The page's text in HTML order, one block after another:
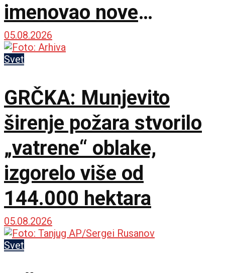
imenovao nove
komandante na frontu!
05.08.2026
Svet
GRČKA: Munjevito
širenje požara stvorilo
„vatrene“ oblake,
izgorelo više od
144.000 hektara
05.08.2026
Svet